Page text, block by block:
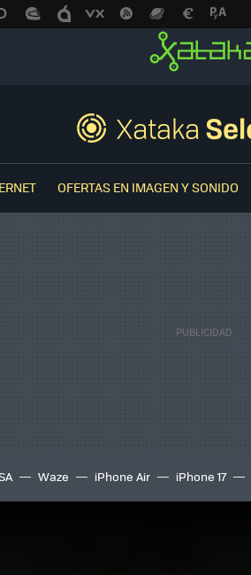
OFERTAS EN IMAGEN Y SONIDO
Waze iPhone Air iPhone 17